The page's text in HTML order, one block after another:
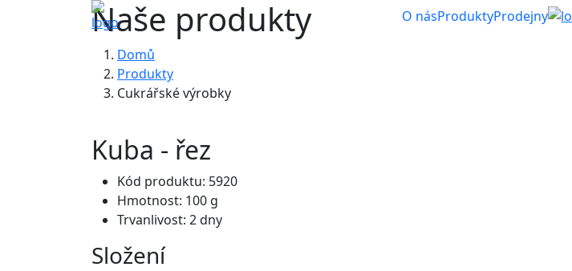
O násProduktyProdejny
Naše produkty
Domů
Produkty
Cukrářské výrobky
Kuba - řez
Kód produktu: 5920
Hmotnost: 100 g
Trvanlivost: 2 dny
Složení